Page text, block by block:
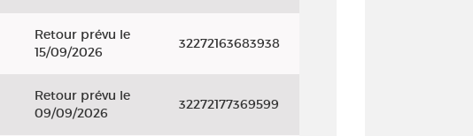
Retour prévu le
15/09/2026
32272163683938
Retour prévu le
09/09/2026
32272177369599